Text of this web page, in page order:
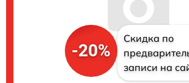
-20%
Скидка по
записи на